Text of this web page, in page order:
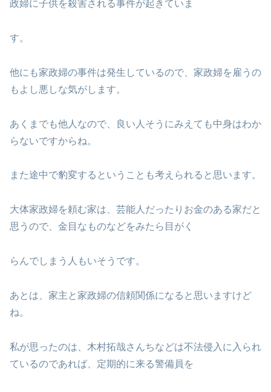
政婦に子供を殺害される事件が起きていま
す。
他にも家政婦の事件は発生しているので、家政婦を雇うの
もよし悪しな気がします。
あくまでも他人なので、良い人そうにみえても中身はわか
らないですからね。
また途中で豹変するということも考えられると思います。
大体家政婦を頼む家は、芸能人だったりお金のある家だと
思うので、金目なものなどをみたら目がく
らんでしまう人もいそうです。
あとは、家主と家政婦の信頼関係になると思いますけど
ね。
私が思ったのは、木村拓哉さんちなどは不法侵入に入られ
ているのであれば、定期的に来る警備員を